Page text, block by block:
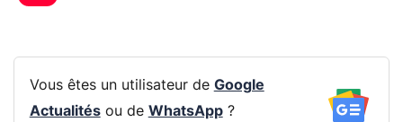
Vous êtes un utilisateur de Google
Actualitésou de WhatsApp?